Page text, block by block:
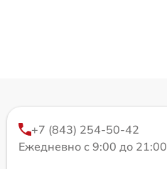
+7 (843) 254-50-42
Ежедневно с 9:00 до 21:00